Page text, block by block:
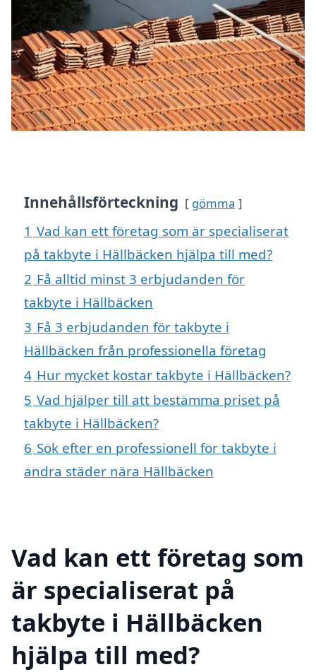
Innehållsförteckning gömma
1 Vad kan ett företag som är specialiserat
på takbyte i Hällbäcken hjälpa till med?
2 Få alltid minst 3 erbjudanden för
takbyte i Hällbäcken
3 Få 3 erbjudanden för takbyte i
Hällbäcken från professionella företag
4 Hur mycket kostar takbyte i Hällbäcken?
5 Vad hjälper till att bestämma priset på
takbyte i Hällbäcken?
6 Sök efter en professionell för takbyte i
andra städer nära Hällbäcken
Vad kan ett företag som
är specialiserat på
takbyte i Hällbäcken
hjälpa till med?